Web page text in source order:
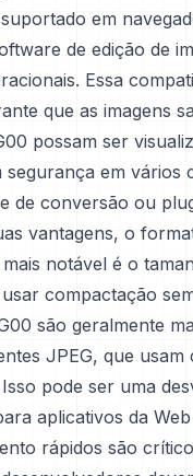
em
de edição de
Essa
que as imagens
possam ser
segurança em vários
de conversão ou
vantagens, o
mais notável é o
compactação
são geralmente
JPEG, que usam
pode ser uma
aplicativos da
rápidos são